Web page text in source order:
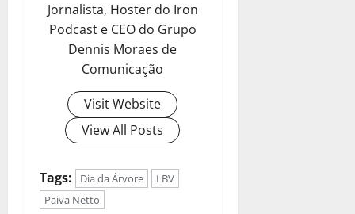
Jornalista, Hoster do Iron
Podcast e CEO do Grupo
Dennis Moraes de
Comunicação
Visit Website
View All Posts
Tags: Dia da Árvore
LBV
Paiva Netto